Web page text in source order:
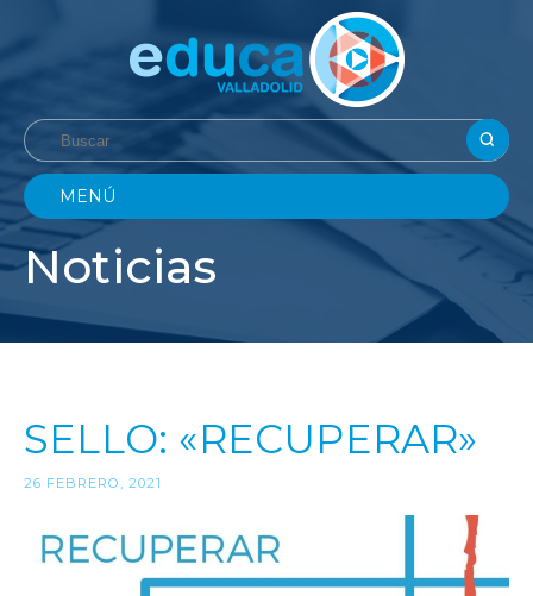
MENÚ
Noticias
SELLO: «RECUPERAR»
26 FEBRERO, 2021